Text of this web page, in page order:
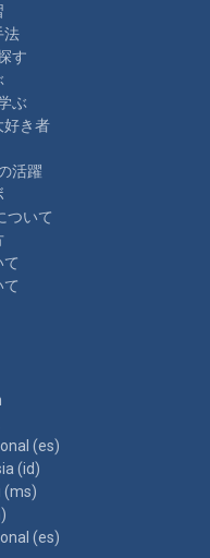
法
す
ぶ
好き者
活躍
ついて
‎(es)‎
‎(id)‎
‎(ms)‎
‎(es)‎